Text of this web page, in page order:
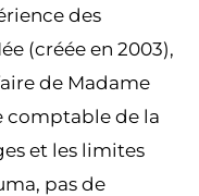
des
(créée en 2003),
de Madame
comptable de la
et les limites
pas de